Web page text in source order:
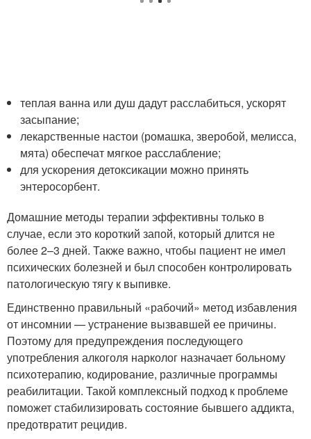
теплая ванна или душ дадут расслабиться, ускорят
засыпание;
лекарственные настои (ромашка, зверобой, мелисса,
мята) обеспечат мягкое расслабление;
для ускорения детоксикации можно принять
энтеросорбент.
Домашние методы терапии эффективны только в
случае, если это короткий запой, который длится не
более 2–3 дней. Также важно, чтобы пациент не имел
психических болезней и был способен контролировать
патологическую тягу к выпивке.
Единственно правильный «рабочий» метод избавления
от инсомнии — устранение вызвавшей ее причины.
Поэтому для предупреждения последующего
употребления алкоголя нарколог назначает больному
психотерапию, кодирование, различные программы
реабилитации. Такой комплексный подход к проблеме
поможет стабилизировать состояние бывшего аддикта,
предотвратит рецидив.